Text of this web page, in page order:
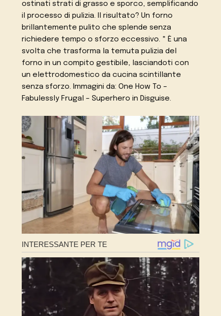
ostinati strati di grasso e sporco, semplificando
il processo di pulizia. Il risultato? Un forno
brillantemente pulito che splende senza
richiedere tempo o sforzo eccessivo. * È una
svolta che trasforma la temuta pulizia del
forno in un compito gestibile, lasciandoti con
un elettrodomestico da cucina scintillante
senza sforzo. Immagini da: One How To –
Fabulessly Frugal – Superhero in Disguise.